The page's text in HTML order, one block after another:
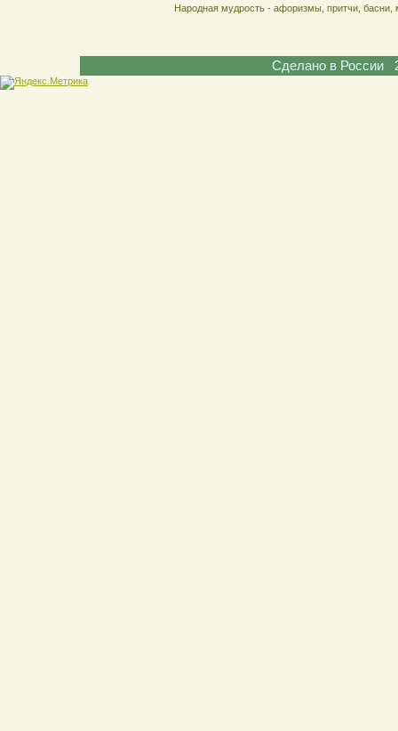
Народная мудрость - афоризмы, притчи,
Сделано в России